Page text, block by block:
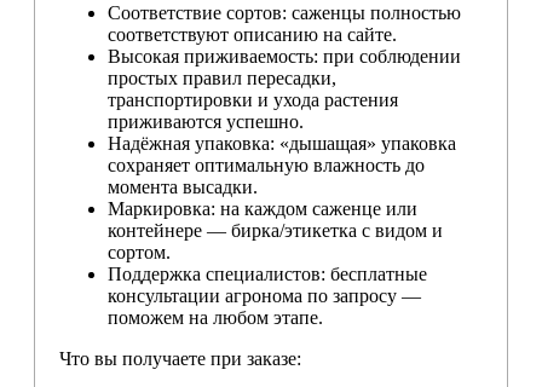
Соответствие сортов: саженцы полностью
соответствуют описанию на сайте.
Высокая приживаемость: при соблюдении
простых правил пересадки,
транспортировки и ухода растения
приживаются успешно.
Надёжная упаковка: «дышащая» упаковка
сохраняет оптимальную влажность до
момента высадки.
Маркировка: на каждом саженце или
контейнере — бирка/этикетка с видом и
сортом.
Поддержка специалистов: бесплатные
консультации агронома по запросу —
поможем на любом этапе.
Что вы получаете при заказе: